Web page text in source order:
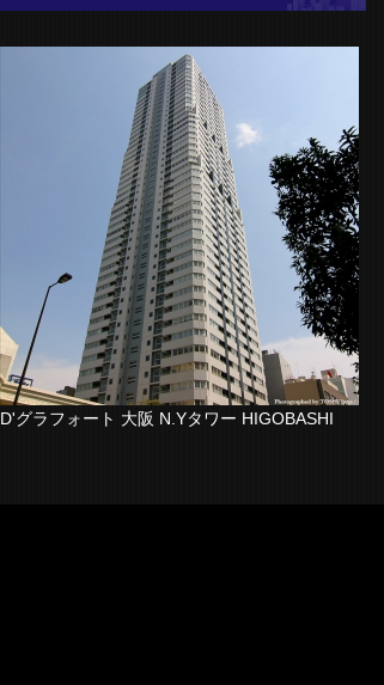
D'グラフォート 大阪 N.Yタワー HIGOBASHI